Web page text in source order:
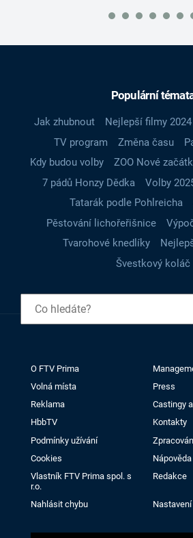
Populární
Jak zhubnout Nejlepší filmy 2024
TV program
Změna času
Kdy budou volby
ZOO Nové
7 pádů Honzy Dědka
Volby
Tatarák podle Pohlreicha
Pěstování lichořeřišnice
Tvarohové knedlíky
Švestkový koláč
O FTV Prima
Volná místa
Press
Reklama
Castingy
HbbTV
Kontakty
Podmínky užívání
Cookies
Nápověda
Vlastník FTV Prima spol. s
r.o.
Redakce
Nahlásit chybu